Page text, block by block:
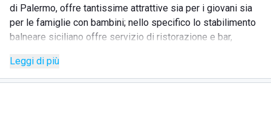
di Palermo, offre tantissime attrattive sia per i giovani sia
per le famiglie con bambini; nello specifico lo stabilimento
balneare siciliano offre servizio di ristorazione e bar,
dove fare degli spuntini o mangiare, in più i clienti possono
usufruire anche del wifi; all'interno del lido, inoltre, c'è
Leggi di più